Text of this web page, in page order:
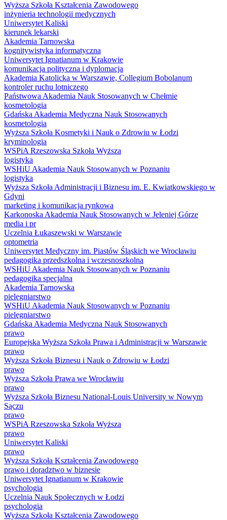
Wyższa Szkoła Kształcenia Zawodowego
inżynieria technologii medycznych
Uniwersytet Kaliski
kierunek lekarski
Akademia Tarnowska
kognitywistyka informatyczna
Uniwersytet Ignatianum w Krakowie
komunikacja polityczna i dyplomacja
Akademia Katolicka w Warszawie, Collegium Bobolanum
kontroler ruchu lotniczego
Państwowa Akademia Nauk Stosowanych w Chełmie
kosmetologia
Gdańska Akademia Medyczna Nauk Stosowanych
kosmetologia
Wyższa Szkoła Kosmetyki i Nauk o Zdrowiu w Łodzi
kryminologia
WSPiA Rzeszowska Szkoła Wyższa
logistyka
WSHiU Akademia Nauk Stosowanych w Poznaniu
logistyka
Wyższa Szkoła Administracji i Biznesu im. E. Kwiatkowskiego w
Gdyni
marketing i komunikacja rynkowa
Karkonoska Akademia Nauk Stosowanych w Jeleniej Górze
media i pr
Uczelnia Łukaszewski w Warszawie
optometria
Uniwersytet Medyczny im. Piastów Śląskich we Wrocławiu
pedagogika przedszkolna i wczesnoszkolna
WSHiU Akademia Nauk Stosowanych w Poznaniu
pedagogika specjalna
Akademia Tarnowska
pielęgniarstwo
WSHiU Akademia Nauk Stosowanych w Poznaniu
pielęgniarstwo
Gdańska Akademia Medyczna Nauk Stosowanych
prawo
Europejska Wyższa Szkoła Prawa i Administracji w Warszawie
prawo
Wyższa Szkoła Biznesu i Nauk o Zdrowiu w Łodzi
prawo
Wyższa Szkoła Prawa we Wrocławiu
prawo
Wyższa Szkoła Biznesu National-Louis University w Nowym
Sączu
prawo
WSPiA Rzeszowska Szkoła Wyższa
prawo
Uniwersytet Kaliski
prawo
Wyższa Szkoła Kształcenia Zawodowego
prawo i doradztwo w biznesie
Uniwersytet Ignatianum w Krakowie
psychologia
Uczelnia Nauk Społecznych w Łodzi
psychologia
Wyższa Szkoła Kształcenia Zawodowego